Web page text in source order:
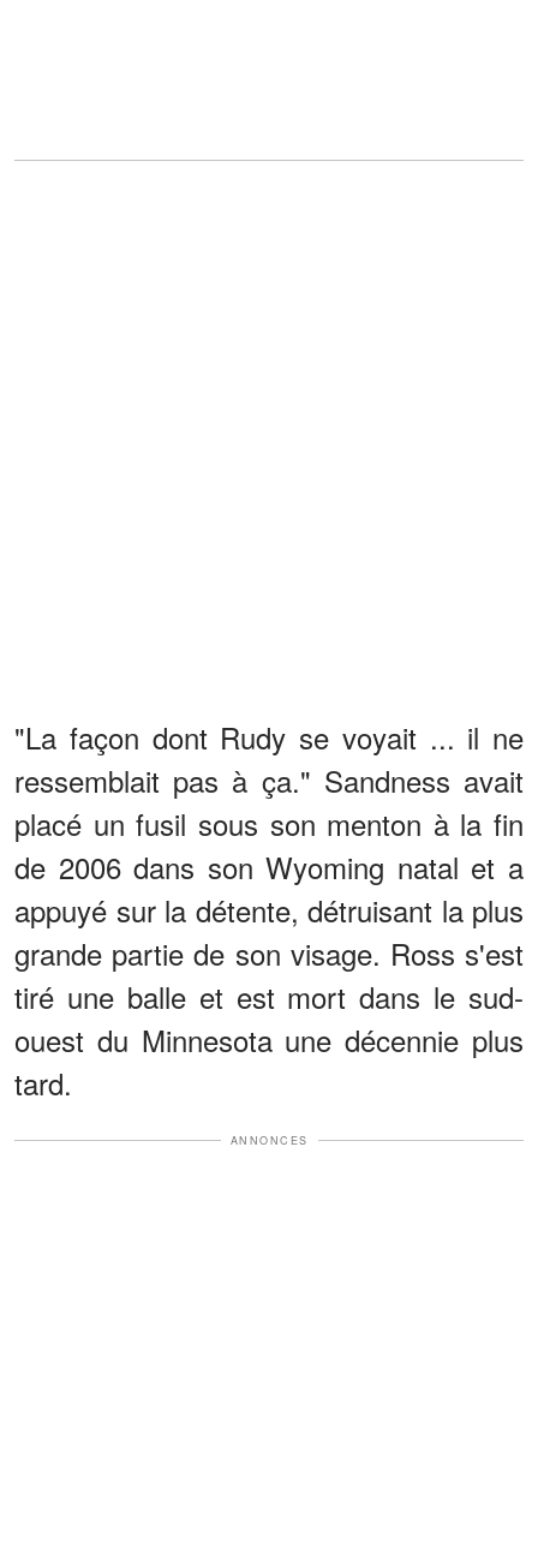
"La façon dont Rudy se voyait ... il ne
ressemblait pas à ça." Sandness avait
placé un fusil sous son menton à la fin
de 2006 dans son Wyoming natal et a
appuyé sur la détente, détruisant la plus
grande partie de son visage. Ross s'est
tiré une balle et est mort dans le sud-
ouest du Minnesota une décennie plus
tard.
ANNONCES